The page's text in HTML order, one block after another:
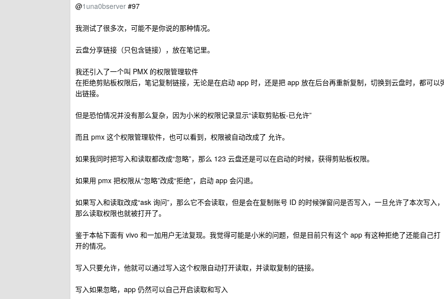
@1una0bserver #97
我测试了很多次，可能不是你说的那种情况。
云盘分享链接（只包含链接），放在笔记里。
我还引入了一个叫 PMX 的权限管理软件
在拒绝剪贴板权限后，笔记复制链接，无论是在启动 app 时，还是把 app 放在后台再重新复制，切换到云盘时，都可以
出链接。
但是恐怕情况并没有那么复杂，因为小米的权限记录显示“读取剪贴板-已允许”
而且 pmx 这个权限管理软件，也可以看到，权限被自动改成了 允许。
如果我同时把写入和读取都改成“忽略”，那么 123 云盘还是可以在启动的时候，获得剪贴板权限。
如果用 pmx 把权限从“忽略”改成“拒绝”，启动 app 会闪退。
如果写入和读取改成“ask 询问”，那么它不会读取，但是会在复制账号 ID 的时候弹窗问是否写入，一旦允许了本次写入，
那么读取权限也就被打开了。
鉴于本帖下面有 vivo 和一加用户无法复现。我觉得可能是小米的问题，但是目前只有这个 app 有这种拒绝了还能自己打
开的情况。
写入只要允许，他就可以通过写入这个权限自动打开读取，并读取复制的链接。
写入如果忽略，app 仍然可以自己开启读取和写入